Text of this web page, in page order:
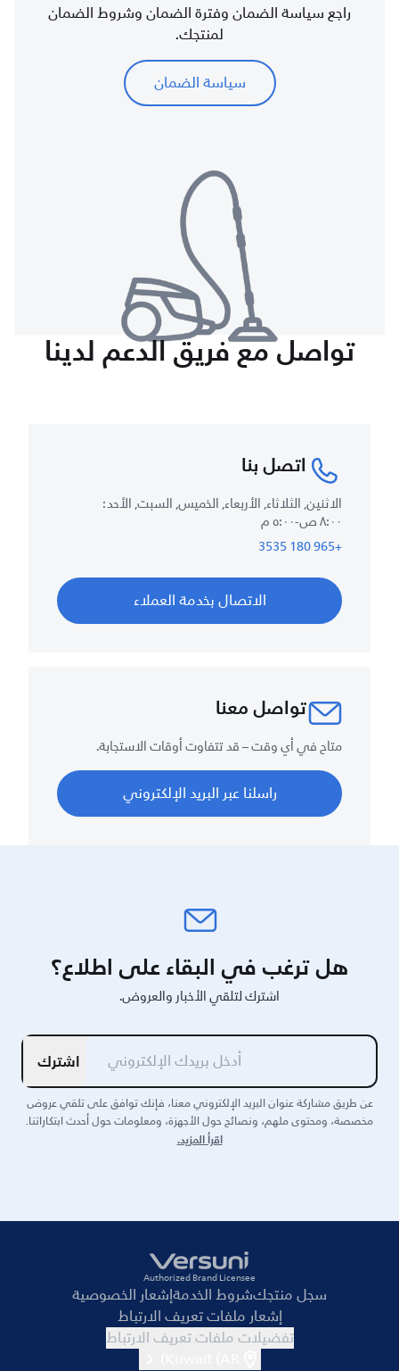
راجع سياسة الضمان وفترة الضمان وشروط الضمان
لمنتجك.
سياسة الضمان
تواصل مع فريق الدعم لدينا
اتصل بنا
الاثنين, الثلاثاء, الأربعاء, الخميس, السبت, الأحد :
٨:٠٠ ص-٥:٠٠ م
+965 180 3535
الاتصال بخدمة العملاء
تواصل معنا
متاح في أي وقت – قد تتفاوت أوقات الاستجابة.
راسلنا عبر البريد الإلكتروني
هل ترغب في البقاء على اطلاع؟
اشترك لتلقي الأخبار والعروض.
اشترك
عن طريق مشاركة عنوان البريد الإلكتروني معنا، فإنك توافق على تلقي عروض
مخصصة، ومحتوى ملهم، ونصائح حول الأجهزة، ومعلومات حول أحدث ابتكاراتنا.
اقرأ المزيد.
Authorized Brand Licensee
سجل منتجكشروط الخدمةإشعار الخصوصية
إشعار ملفات تعريف الارتباط
تفضيلات ملفات تعريف الارتباط